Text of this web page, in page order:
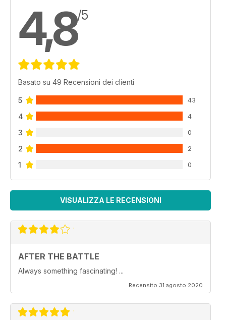
4,8/5
Basato su 49 Recensioni dei clienti
5 43
4 4
3 0
2 2
1 0
VISUALIZZA LE RECENSIONI
AFTER THE BATTLE
Always something fascinating! ...
Recensito 31 agosto 2020